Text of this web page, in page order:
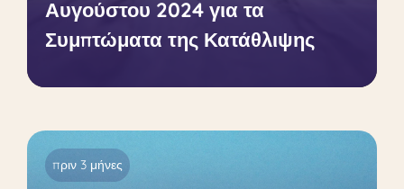
Αυγούστου 2024 για τα
Συμπτώματα της Κατάθλιψης
πριν 3 μήνες